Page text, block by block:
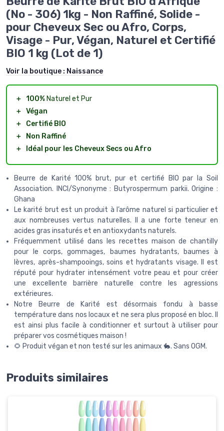
(No - 306) 1kg - Non Raffiné, Solide -
pour Cheveux Sec ou Afro, Corps,
Visage - Pur, Végan, Naturel et Certifié
BIO 1 kg (Lot de 1)
Voir la boutique : Naissance
＋ 100% Naturel et Pur
＋ Végan
＋
Certifié BIO
＋
Non Raffiné
＋
Idéal pour les Cheveux Secs ou Afro
Beurre de Karité 100% brut, pur et certifié BIO par la Soil
Association. INCI/Synonyme : Butyrospermum parkii. Origine :
Ghana
Le karité brut est un produit à l’arôme naturel si particulier et
aux nombreuses vertus naturelles. Il a une forte teneur en
acides gras insaturés et en antioxydants naturels.
Fréquemment utilisé dans les recettes maison de chantilly
pour le corps, gommages, baumes hydratants, baumes à
lèvres, après-shampooings, soins et hydratants visage. Il est
réputé pour hydrater intensément votre peau et pour créer
une excellente barrière naturelle contre les agressions
extérieures.
Notre Beurre de Karité est désormais fondu à basse
température dans nos locaux et ne sera plus proposé en bloc. Il
est ainsi plus facile à conditionner et surtout à utiliser pour
préparer vos cosmétiques maison !
🌻 Produit végan et non testé sur les animaux 🐇. Sans OGM.
Produits similaires